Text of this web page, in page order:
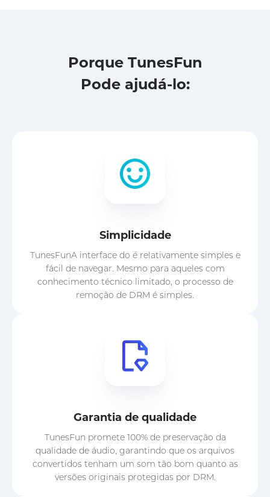
Porque TunesFun
Pode ajudá-lo:
Simplicidade
TunesFunA interface do é relativamente simples e
fácil de navegar. Mesmo para aqueles com
conhecimento técnico limitado, o processo de
remoção de DRM é simples.
Garantia de qualidade
TunesFun promete 100% de preservação da
qualidade de áudio, garantindo que os arquivos
convertidos tenham um som tão bom quanto as
versões originais protegidas por DRM.